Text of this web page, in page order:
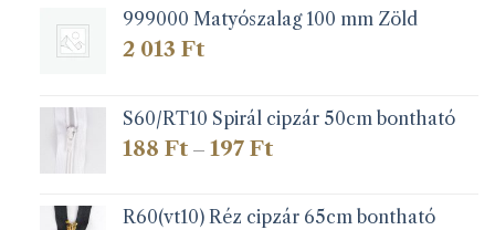
999000 Matyószalag 100 mm Zöld
2 013 Ft
S60/RT10 Spirál cipzár 50cm bontható
188 Ft – 197 FtÁrtartomány:
197 Ft
R60(vt10) Réz cipzár 65cm bontható